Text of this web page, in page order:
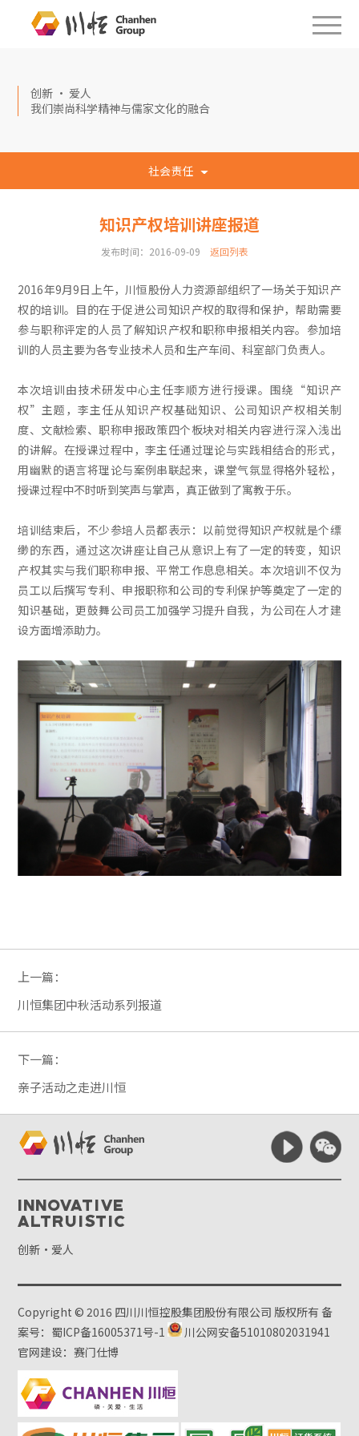
创新 · 爱人
我们崇尚科学精神与儒家文化的融合
社会责任
知识产权培训讲座报道
发布时间：2016-09-09 返回列表
2016年9月9日上午，川恒股份人力资源部组织了一场关于知识产
权的培训。目的在于促进公司知识产权的取得和保护，帮助需要
参与职称评定的人员了解知识产权和职称申报相关内容。参加培
训的人员主要为各专业技术人员和生产车间、科室部门负责人。
本次培训由技术研发中心主任李顺方进行授课。围绕“知识产
权”主题，李主任从知识产权基础知识、公司知识产权相关制
度、文献检索、职称申报政策四个板块对相关内容进行深入浅出
的讲解。在授课过程中，李主任通过理论与实践相结合的形式，
用幽默的语言将理论与案例串联起来，课堂气氛显得格外轻松，
授课过程中不时听到笑声与掌声，真正做到了寓教于乐。
培训结束后，不少参培人员都表示：以前觉得知识产权就是个缥
缈的东西，通过这次讲座让自己从意识上有了一定的转变，知识
产权其实与我们职称申报、平常工作息息相关。本次培训不仅为
员工以后撰写专利、申报职称和公司的专利保护等奠定了一定的
知识基础，更鼓舞公司员工加强学习提升自我，为公司在人才建
设方面增添助力。
上一篇：
川恒集团中秋活动系列报道
下一篇：
亲子活动之走进川恒
Innovative
Altruistic
创新·爱人
Copyright © 2016 四川川恒控股集团股份有限公司 版权所有备
案号：蜀ICP备16005371号-1
川公网安备51010802031941
官网建设：赛门仕博